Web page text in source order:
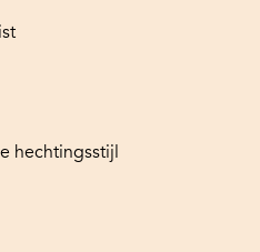
hechtingsstijl